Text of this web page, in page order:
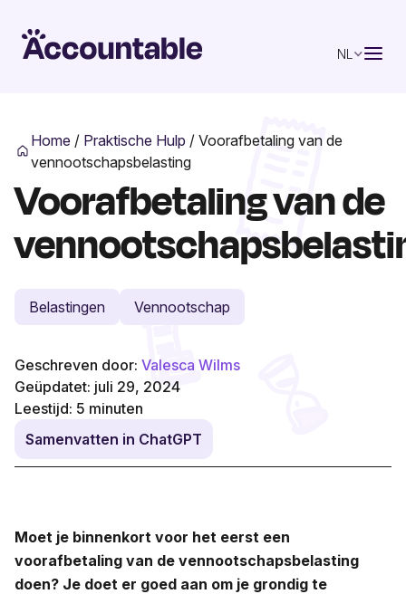
NL
Home / Praktische Hulp /Voorafbetaling van de
vennootschapsbelasting
Voorafbetaling van de
Belastingen Vennootschap
Geschreven door: Valesca Wilms
Geüpdatet: juli 29, 2024
Leestijd: 5 minuten
Samenvatten in ChatGPT
Moet je binnenkort voor het eerst een
voorafbetaling van de vennootschapsbelasting
doen? Je doet er goed aan om je grondig te